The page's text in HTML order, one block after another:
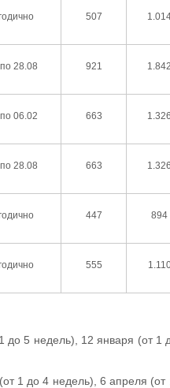
507
28.08 921 1.842
06.02 663 1.326
28.08 663 1.326
447 894
555
до 5 недель), 12 января (от 1
1 до 4 недель), 6 апреля